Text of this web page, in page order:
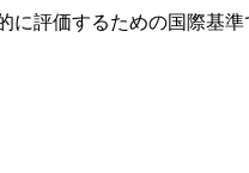
に評価するための国際基